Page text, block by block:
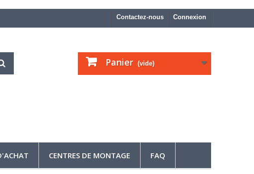
Connexion
Contactez-nous
Panier (vide)
CENTRES DE MONTAGE FAQ